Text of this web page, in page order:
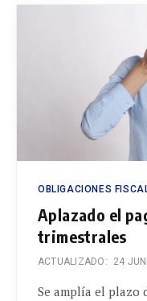
OBLIGACIONES
Aplazado el
trimestrales
ACTUALIZADO: 24
Se amplía el plazo